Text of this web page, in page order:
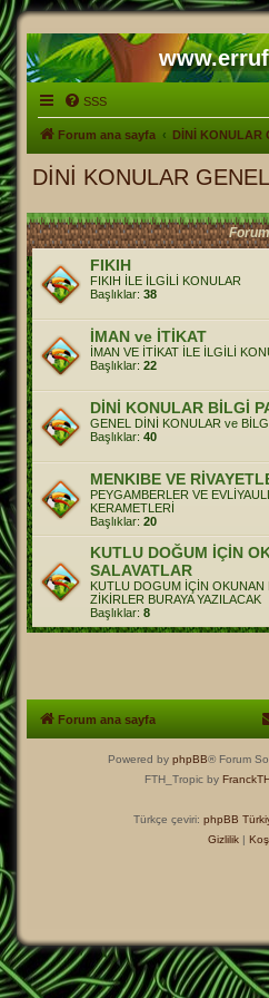
SSS
Forum ana sayfa DİNİ KONULAR
DİNİ KONULAR GENEL
Forum
FIKIH
FIKIH İLE İLGİLİ KONULAR
Başlıklar: 38
İMAN ve İTİKAT
İMAN VE İTİKAT İLE İLGİLİ
Başlıklar: 22
DİNİ KONULAR BİLGİ
GENEL DİNİ KONULAR ve
Başlıklar: 40
MENKIBE VE
PEYGAMBERLER VE
KERAMETLERİ
Başlıklar: 20
KUTLU DOĞUM İÇİN
SALAVATLAR
KUTLU DOGUM İÇİN OKUNAN
ZİKİRLER BURAYA YAZILACAK
Başlıklar: 8
Forum ana sayfa
Powered by phpBB® Forum
FTH_Tropic by
Türkçe çeviri: phpBB
Gizlilik |